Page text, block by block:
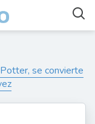
se convierte